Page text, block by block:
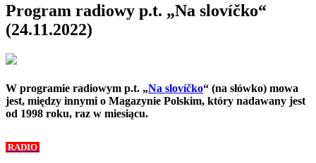
Program radiowy p.t. „Na slovíčko“
(24.11.2022)
W programie radiowym p.t. „Na slovíčko“ (na słówko) mowa
jest, między innymi o Magazynie Polskim, który nadawany jest
od 1998 roku, raz w miesiącu.
RADIO